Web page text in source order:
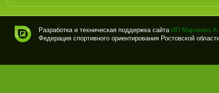
вно
Разработка и техническая поддержка сайта ИП Марченко
Федерация спортивного ориентирования Ростовской